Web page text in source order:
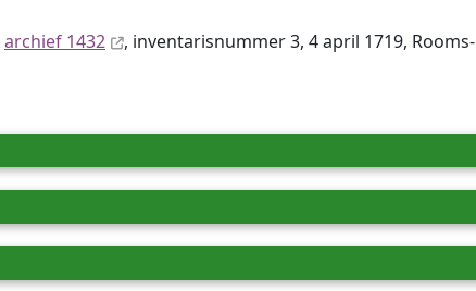
archief 1432
, inventaris­num­mer 3, 4 april 1719, Rooms-